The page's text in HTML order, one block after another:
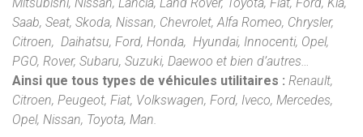
Mitsubishi, Nissan, Lancia, Land Rover, Toyota, Fiat, Ford, Kia,
Saab, Seat, Skoda, Nissan, Chevrolet, Alfa Romeo, Chrysler,
Citroen, Daihatsu, Ford, Honda, Hyundai, Innocenti, Opel,
PGO, Rover, Subaru, Suzuki, Daewoo et bien d’autres…
Ainsi que tous types de véhicules utilitaires : Renault,
Citroen, Peugeot, Fiat, Volkswagen, Ford, Iveco, Mercedes,
Opel, Nissan, Toyota, Man.